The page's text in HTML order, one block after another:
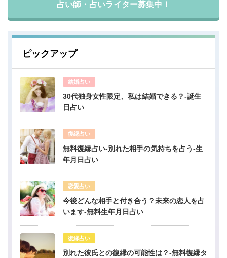
占い師・占いライター募集中！
ピックアップ
結婚占い
30代独身女性限定、私は結婚できる？-誕生
日占い
復縁占い
無料復縁占い-別れた相手の気持ちを占う-生
年月日占い
恋愛占い
今後どんな相手と付き合う？未来の恋人を占
います-無料生年月日占い
復縁占い
別れた彼氏との復縁の可能性は？-無料復縁タ